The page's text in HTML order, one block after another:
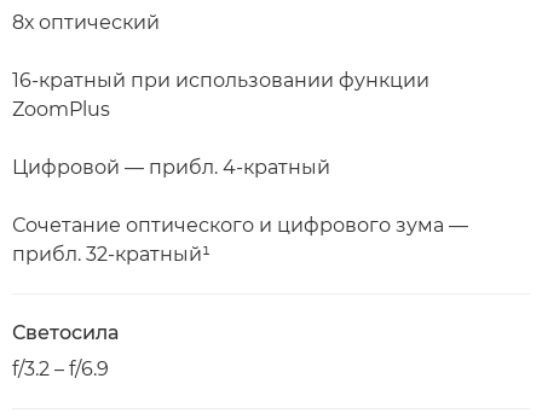
8х оптический
16-кратный при использовании функции
ZoomPlus
Цифровой — прибл. 4-кратный
Сочетание оптического и цифрового зума —
прибл. 32-кратный¹
Светосила
f/3.2 – f/6.9